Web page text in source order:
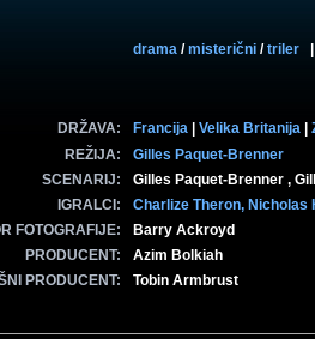
drama /misterični /triler |
DRŽAVA: Francija Velika Britanija
REŽIJA:
Gilles Paquet-Brenner
SCENARIJ:
Gilles Paquet-Brenner ,
IGRALCI:
Charlize Theron, Nicholas
FOTOGRAFIJE:
Barry Ackroyd
PRODUCENT:
Azim Bolkiah
PRODUCENT:
Tobin Armbrust